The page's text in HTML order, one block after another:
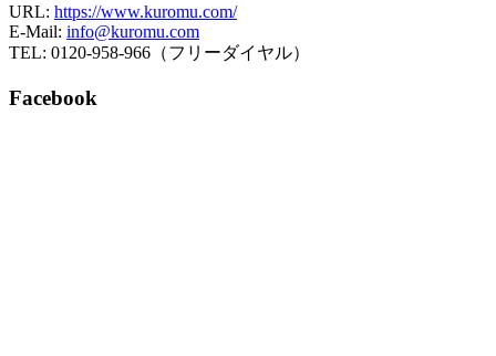
URL: https://www.kuromu.com/
E-Mail: info@kuromu.com
TEL: 0120-958-966（フリーダイヤル）
Facebook